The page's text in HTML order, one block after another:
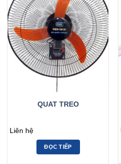
QUAT TREO
Liên hệ
ĐỌC TIẾP